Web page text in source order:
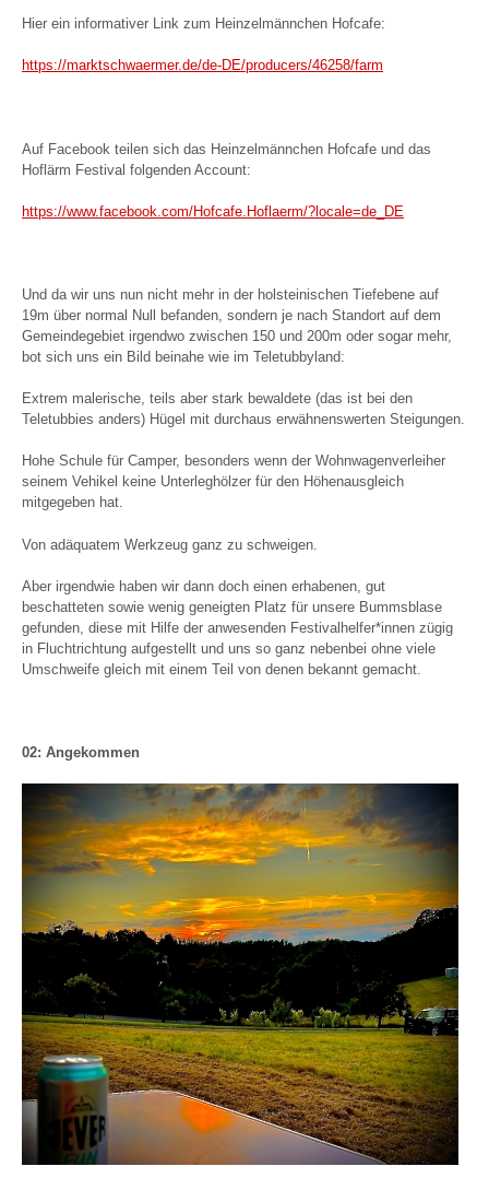
Hier ein informativer Link zum Heinzelmännchen Hofcafe:
https://marktschwaermer.de/de-DE/producers/46258/farm
Auf Facebook teilen sich das Heinzelmännchen Hofcafe und das
Hoflärm Festival folgenden Account:
https://www.facebook.com/Hofcafe.Hoflaerm/?locale=de_DE
Und da wir uns nun nicht mehr in der holsteinischen Tiefebene auf
19m über normal Null befanden, sondern je nach Standort auf dem
Gemeindegebiet irgendwo zwischen 150 und 200m oder sogar mehr,
bot sich uns ein Bild beinahe wie im Teletubbyland:
Extrem malerische, teils aber stark bewaldete (das ist bei den
Teletubbies anders) Hügel mit durchaus erwähnenswerten Steigungen.
Hohe Schule für Camper, besonders wenn der Wohnwagenverleiher
seinem Vehikel keine Unterleghölzer für den Höhenausgleich
mitgegeben hat.
Von adäquatem Werkzeug ganz zu schweigen.
Aber irgendwie haben wir dann doch einen erhabenen, gut
beschatteten sowie wenig geneigten Platz für unsere Bummsblase
gefunden, diese mit Hilfe der anwesenden Festivalhelfer*innen zügig
in Fluchtrichtung aufgestellt und uns so ganz nebenbei ohne viele
Umschweife gleich mit einem Teil von denen bekannt gemacht.
02: Angekommen